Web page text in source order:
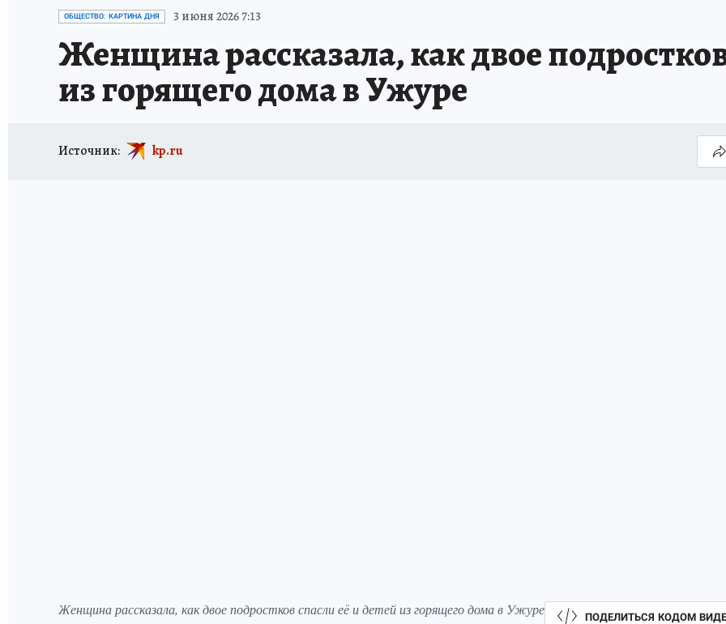
ИСПЫТАНО НА СЕБЕ
ОБЩЕСТВО: КАРТИНА ДНЯ 3 июня 2026 7:13
Женщина рассказала, как двое
из горящего дома в Ужуре
Источник: kp.ru
Женщина рассказала, как двое подростков спасли её и детей из горящего дома в Ужуре ПОДЕЛИТЬСЯ КОДОМ